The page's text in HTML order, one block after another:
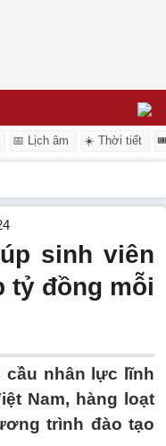
📅 Lịch âm ☀️ Thời tiết
sinh viên
tỷ đồng mỗi
cầu nhân lực lĩnh
Nam, hàng loạt
trình đào tạo